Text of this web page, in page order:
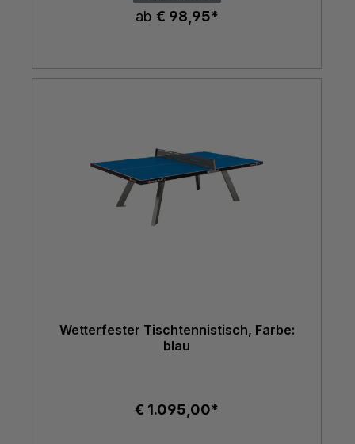
ab € 98,95*
Wetterfester Tischtennistisch, Farbe:
blau
€ 1.095,00*